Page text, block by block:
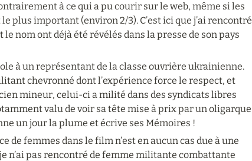
à ce qui a pu courir sur le web, même si les
plus important (environ 2/3). C’est ici que j’ai rencontré
nom ont déjà été révélés dans la presse de son pays
à un représentant de la classe ouvrière ukrainienne.
chevronné dont l’expérience force le respect, et
mineur, celui-ci a milité dans des syndicats libres
valu de voir sa tête mise à prix par un oligarque
un jour la plume et écrive ses Mémoires !
de femmes dans le film n’est en aucun cas due à une
n’ai pas rencontré de femme militante combattante